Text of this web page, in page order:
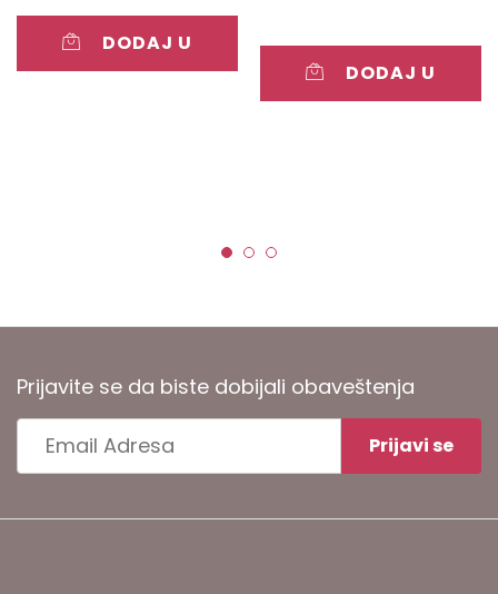
DODAJ U
DODAJ U
Prijavite se da biste dobijali obaveštenja